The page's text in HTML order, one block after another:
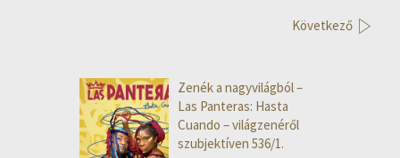
Következő
Zenék a nagyvilágból –
Las Panteras: Hasta
Cuando – világzenéről
szubjektíven 536/1.